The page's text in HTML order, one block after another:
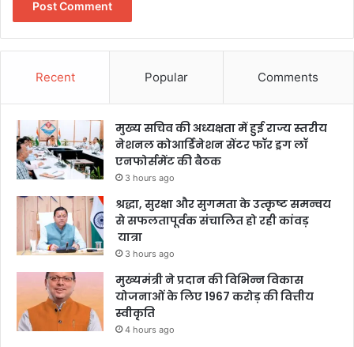
Recent Popular Comments
मुख्य सचिव की अध्यक्षता में हुई राज्य स्तरीय
नेशनल कोआर्डिनेशन सेंटर फॉर ड्रग लॉ
एनफोर्समेंट की बैठक
3 hours ago
श्रद्धा, सुरक्षा और सुगमता के उत्कृष्ट समन्वय
से सफलतापूर्वक संचालित हो रही कांवड़
यात्रा
3 hours ago
मुख्यमंत्री ने प्रदान की विभिन्न विकास
योजनाओं के लिए 1967 करोड़ की वित्तीय
स्वीकृति
4 hours ago